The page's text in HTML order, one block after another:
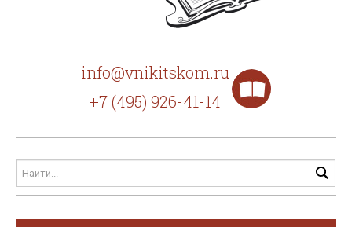
info@vnikitskom.ru
+7 (495) 926-41-14